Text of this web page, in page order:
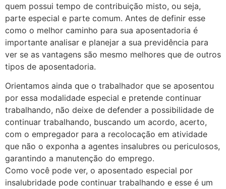
quem possui tempo de contribuição misto, ou seja,
parte especial e parte comum. Antes de definir esse
como o melhor caminho para sua aposentadoria é
importante analisar e planejar a sua previdência para
ver se as vantagens são mesmo melhores que de outros
tipos de aposentadoria.
Orientamos ainda que o trabalhador que se aposentou
por essa modalidade especial e pretende continuar
trabalhando, não deixe de defender a possibilidade de
continuar trabalhando, buscando um acordo, acerto,
com o empregador para a recolocação em atividade
que não o exponha a agentes insalubres ou periculosos,
garantindo a manutenção do emprego.
Como você pode ver, o aposentado especial por
insalubridade pode continuar trabalhando e esse é um